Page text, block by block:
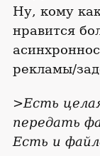
Ну, кому
нравится
рекламы/
>Есть
передать
Есть и